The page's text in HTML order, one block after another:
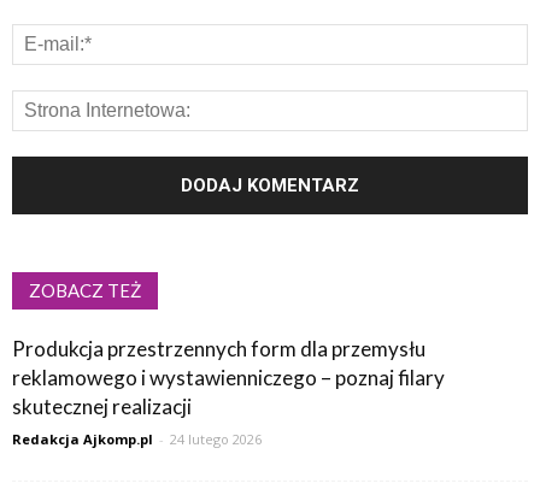
ZOBACZ TEŻ
Produkcja przestrzennych form dla przemysłu
reklamowego i wystawienniczego – poznaj filary
skutecznej realizacji
Redakcja Ajkomp.pl - 24 lutego 2026